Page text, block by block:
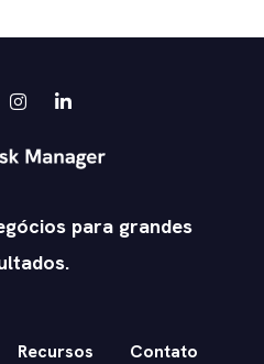
para grandes
Recursos
Contato